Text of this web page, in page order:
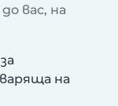
вас, на
на